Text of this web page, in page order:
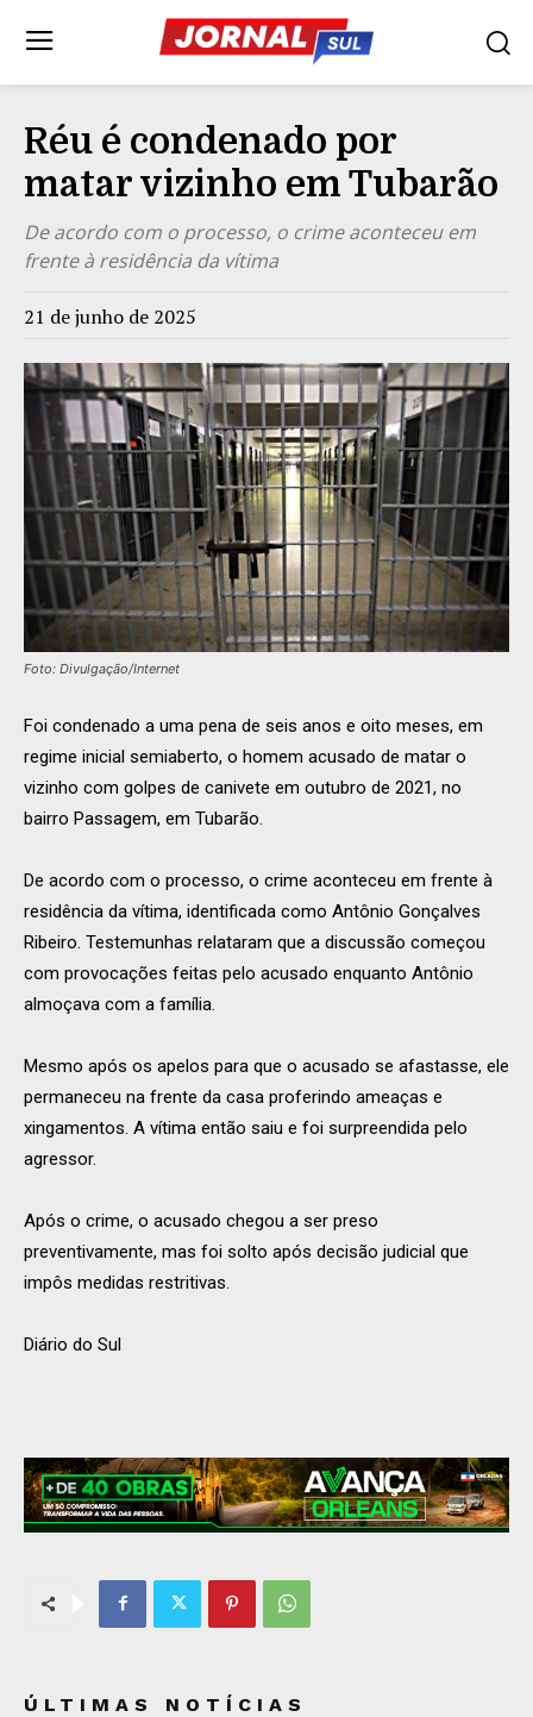
Réu é condenado por
matar vizinho em Tubarão
De acordo com o processo, o crime aconteceu em
frente à residência da vítima
21 de junho de 2025
Foto: Divulgação/Internet
Foi condenado a uma pena de seis anos e oito meses, em
regime inicial semiaberto, o homem acusado de matar o
vizinho com golpes de canivete em outubro de 2021, no
bairro Passagem, em Tubarão.
De acordo com o processo, o crime aconteceu em frente à
residência da vítima, identificada como Antônio Gonçalves
Ribeiro. Testemunhas relataram que a discussão começou
com provocações feitas pelo acusado enquanto Antônio
almoçava com a família.
Mesmo após os apelos para que o acusado se afastasse, ele
permaneceu na frente da casa proferindo ameaças e
xingamentos. A vítima então saiu e foi surpreendida pelo
agressor.
Após o crime, o acusado chegou a ser preso
preventivamente, mas foi solto após decisão judicial que
impôs medidas restritivas.
Diário do Sul
ÚLTIMAS NOTÍCIAS